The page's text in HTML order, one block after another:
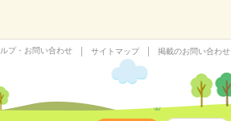
プ・お問い合わせ サイトマップ 掲載のお問い合わせ